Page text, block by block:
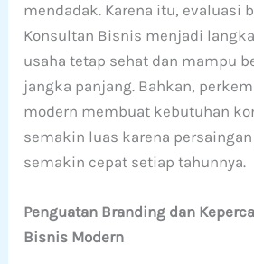
mendadak. Karena itu, evaluasi
Konsultan Bisnis menjadi
usaha tetap sehat dan mampu
jangka panjang. Bahkan,
modern membuat kebutuhan
semakin luas karena
semakin cepat setiap tahunnya.
Penguatan Branding dan
Bisnis Modern